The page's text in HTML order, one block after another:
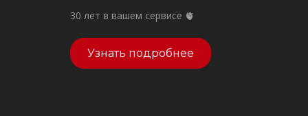
30 лет в вашем сервисе 🫀
Узнать подробнее